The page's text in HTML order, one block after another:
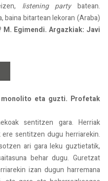
listening partybatean.
baina bitartean Iekoran (Araba)
M. Egimendi. Argazkiak: Javi
monolito eta guzti. Profetak
sentitzen gara. Herriak
sentitzen dugu herriarekin.
ari gara leku guztietatik,
behar dugu. Guretzat
izan dugun harremana